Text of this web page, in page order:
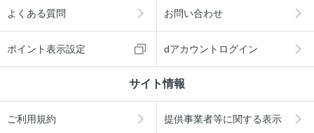
よくある質問 お問い合わせ
ポイント表示設定 dアカウントログイン
サイト情報
ご利用規約 提供事業者等に関する表示